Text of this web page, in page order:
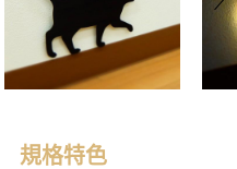
規格特色